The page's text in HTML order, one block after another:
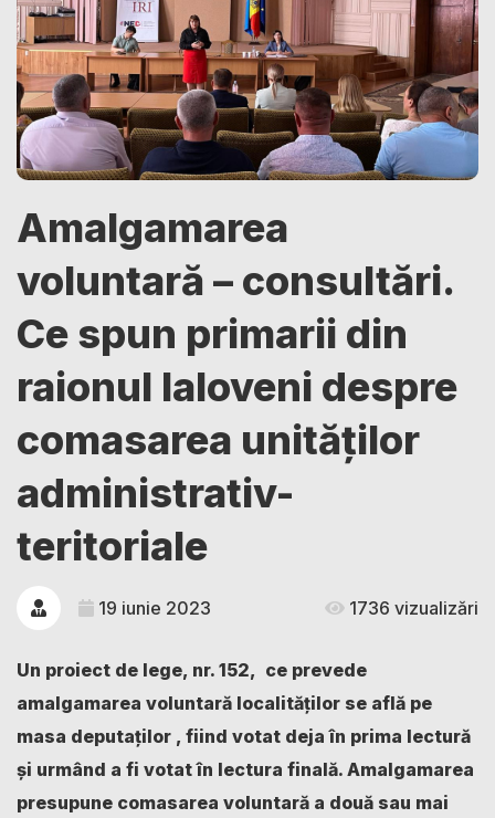
Amalgamarea
voluntară – consultări.
Ce spun primarii din
raionul Ialoveni despre
comasarea unităților
administrativ-
teritoriale
19 iunie 2023 1736 vizualizări
Un proiect de lege, nr. 152, ce prevede
amalgamarea voluntară localităților se află pe
masa deputaților , fiind votat deja în prima lectură
și urmând a fi votat în lectura finală. Amalgamarea
presupune comasarea voluntară a două sau mai